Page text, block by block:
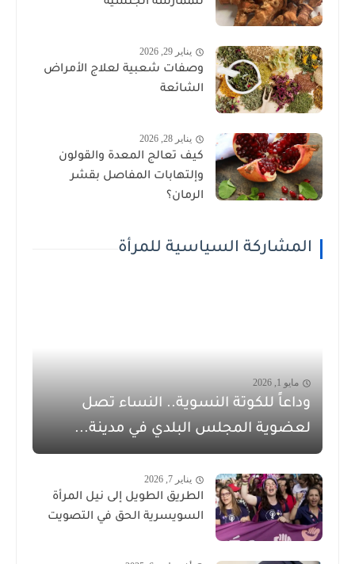
يناير 29, 2026
وصفات شعبية لعلاج الأمراض
الشائعة
يناير 28, 2026
كيف تعالج المعدة والقولون
وإلتهابات المفاصل بقشر
الرمان؟
المشاركة السياسية للمرأة
مايو 1, 2026
وداعاً للكوتة النسوية.. النساء تصل
لعضوية المجلس البلدي في مدينة...
يناير 7, 2026
الطريق الطويل إلى نيل المرأة
السويسرية الحق في التصويت